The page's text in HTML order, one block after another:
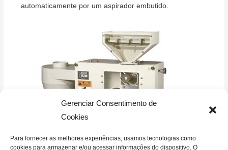
Gerenciar Consentimento de
Cookies
Para fornecer as melhores experiências, usamos tecnologias como
cookies para armazenar e/ou acessar informações do dispositivo. O
automaticamente por um aspirador embutido.